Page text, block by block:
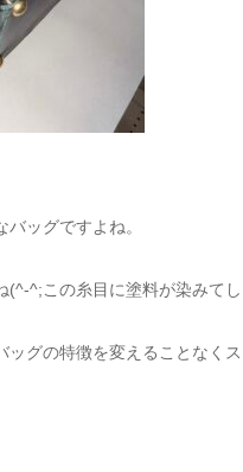
ッグですよね。
(^-^;この糸目に塗料が染みてし
ッグの特徴を変えることなくス